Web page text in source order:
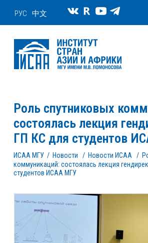
РУС 中文
Роль спутниковых
состоялась лекция
ГП КС для студентов
ИСАА МГУ / Новости / Новости ИСАА /
коммуникаций: состоялась лекция
студентов ИСАА МГУ